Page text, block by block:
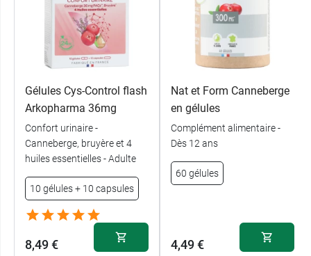
Gélules Cys-Control flash
Arkopharma 36mg
Confort urinaire -
Canneberge, bruyère et 4
huiles essentielles - Adulte
10 gélules + 10 capsules
8,49 €
Nat et Form Canneberge
en gélules
Complément alimentaire -
Dès 12 ans
60 gélules
4,49 €